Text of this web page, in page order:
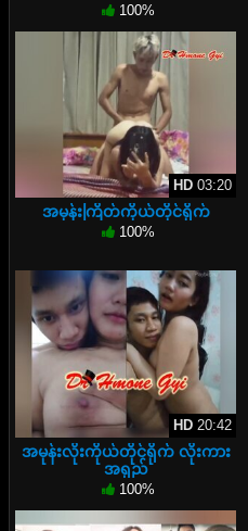
100%
HD03:20
အမုန်းကြိတ်ကိုယ်တိုင်ရိုက်
100%
HD20:42
အမုန်းလိုးကိုယ်တိုင်ရိုက် လိုးကား
အရှည်
100%